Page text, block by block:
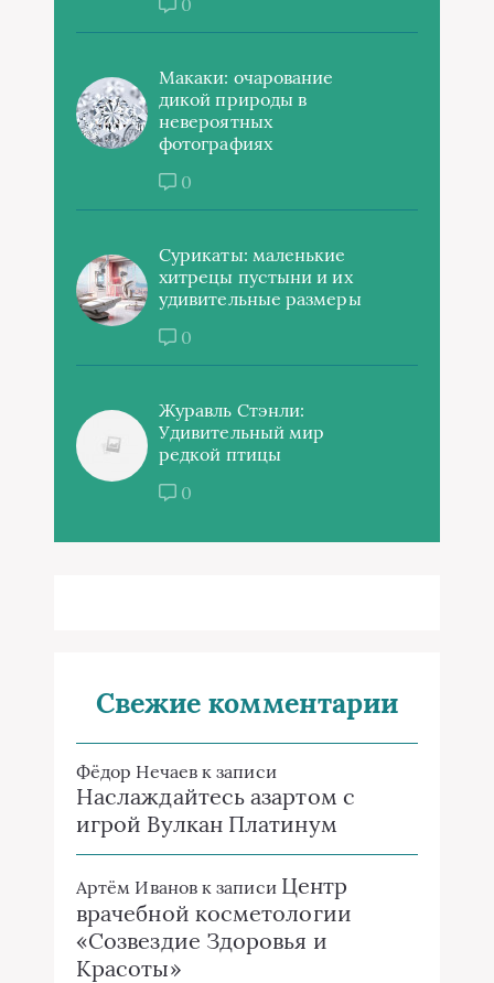
Макаки: очарование
дикой природы в
невероятных
фотографиях
0
Сурикаты: маленькие
хитрецы пустыни и их
удивительные размеры
0
Журавль Стэнли:
Удивительный мир
редкой птицы
0
Свежие комментарии
Фёдор Нечаевк записи
Наслаждайтесь азартом с
игрой Вулкан Платинум
Артём Ивановк записи Центр
врачебной косметологии
«Созвездие Здоровья и
Красоты»